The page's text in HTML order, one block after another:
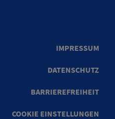
IMPRESSUM
DATENSCHUTZ
BARRIEREFREIHEIT
COOKIE EINSTELLUNGEN